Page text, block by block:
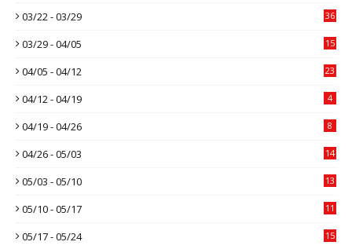
03/22 - 03/29 36
03/29 - 04/05 15
04/05 - 04/12 23
04/12 - 04/19 4
04/19 - 04/26 8
04/26 - 05/03 14
05/03 - 05/10 13
05/10 - 05/17 11
05/17 - 05/24 15